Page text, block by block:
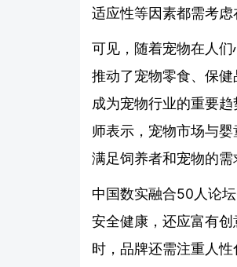
适应性等因素都需考虑
可见，随着宠物在人
推动了宠物零食、保
成为宠物行业的重要
师表示，宠物市场与
满足饲养者和宠物的需
中国数实融合50人论
安全健康，还应富有
时，品牌还需注重人